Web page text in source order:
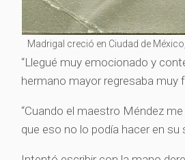
Madrigal creció en Ciudad de
“Llegué muy emocionado y
hermano mayor regresaba muy
“Cuando el maestro Méndez
que eso no lo podía hacer en su